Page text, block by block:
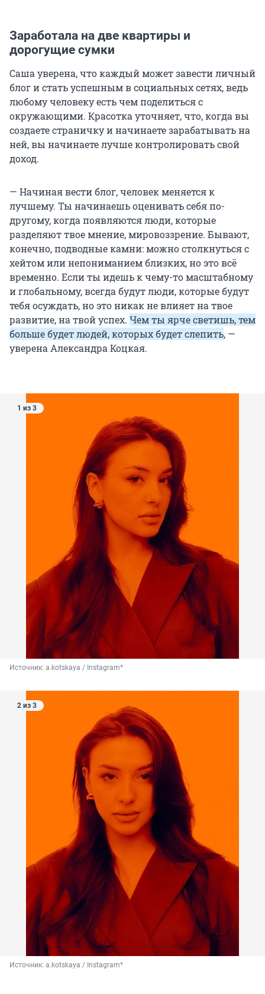
Заработала на две квартиры и
дорогущие сумки
Саша уверена, что каждый может завести личный
блог и стать успешным в социальных сетях, ведь
любому человеку есть чем поделиться с
окружающими. Красотка уточняет, что, когда вы
создаете страничку и начинаете зарабатывать на
ней, вы начинаете лучше контролировать свой
доход.
— Начиная вести блог, человек меняется к
лучшему. Ты начинаешь оценивать себя по-
другому, когда появляются люди, которые
разделяют твое мнение, мировоззрение. Бывают,
конечно, подводные камни: можно столкнуться с
хейтом или непониманием близких, но это всё
временно. Если ты идешь к чему-то масштабному
и глобальному, всегда будут люди, которые будут
тебя осуждать, но это никак не влияет на твое
развитие, на твой успех. Чем ты ярче светишь, тем
больше будет людей, которых будет слепить, —
уверена Александра Коцкая.
1 из 3
Источник: a.kotskaya / Instagram*
2 из 3
Источник: a.kotskaya / Instagram*